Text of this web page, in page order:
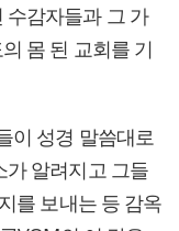
수감자들과 그 가
몸 된 교회를 기
이 성경 말씀대로
가 알려지고 그들
를 보내는 등 감옥